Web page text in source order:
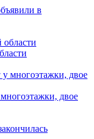
в
двое